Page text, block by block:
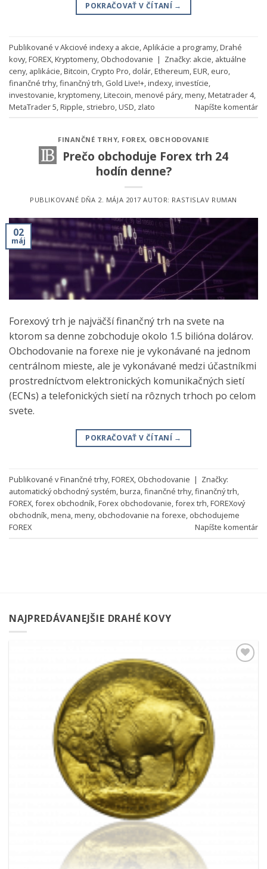
POKRAČOVAŤ V ČÍTANÍ →
Publikované vAkciové indexy a akcie,Aplikácie a programy,Drahé
kovy,FOREX,Kryptomeny, Obchodovanie | Značky: akcie, aktuálne
ceny, aplikácie,Bitcoin, Crypto Pro, dolár,Ethereum,EUR, euro,
finančné trhy,finančný trh, Gold Live!+,indexy,investície,
investovanie,kryptomeny,Litecoin,menové páry,meny,Metatrader 4,
MetaTrader 5,Ripple, striebro,USD, zlato Napíšte komentár
FINANČNÉ TRHY, FOREX, OBCHODOVANIE
Prečo obchoduje Forex trh 24
hodín denne?
PUBLIKOVANÉ DŇA 2. MÁJA 2017 AUTOR: RASTISLAV RUMAN
02
máj
Forexový trh je najväčší finančný trh na svete na
ktorom sa denne zobchoduje okolo 1.5 bilióna dolárov.
Obchodovanie na forexe nie je vykonávané na jednom
centrálnom mieste, ale je vykonávané medzi účastníkmi
prostredníctvom elektronických komunikačných sietí
(ECNs) a telefonických sietí na rôznych trhoch po celom
svete.
POKRAČOVAŤ V ČÍTANÍ →
Publikované vFinančné trhy,FOREX, Obchodovanie | Značky:
automatický obchodný systém,burza,finančné trhy,finančný trh,
FOREX,forex obchodník,Forex obchodovanie,forex trh,FOREXový
obchodník,mena,meny, obchodovanie na forexe, obchodujeme
FOREX
Napíšte komentár
NAJPREDÁVANEJŠIE DRAHÉ KOVY